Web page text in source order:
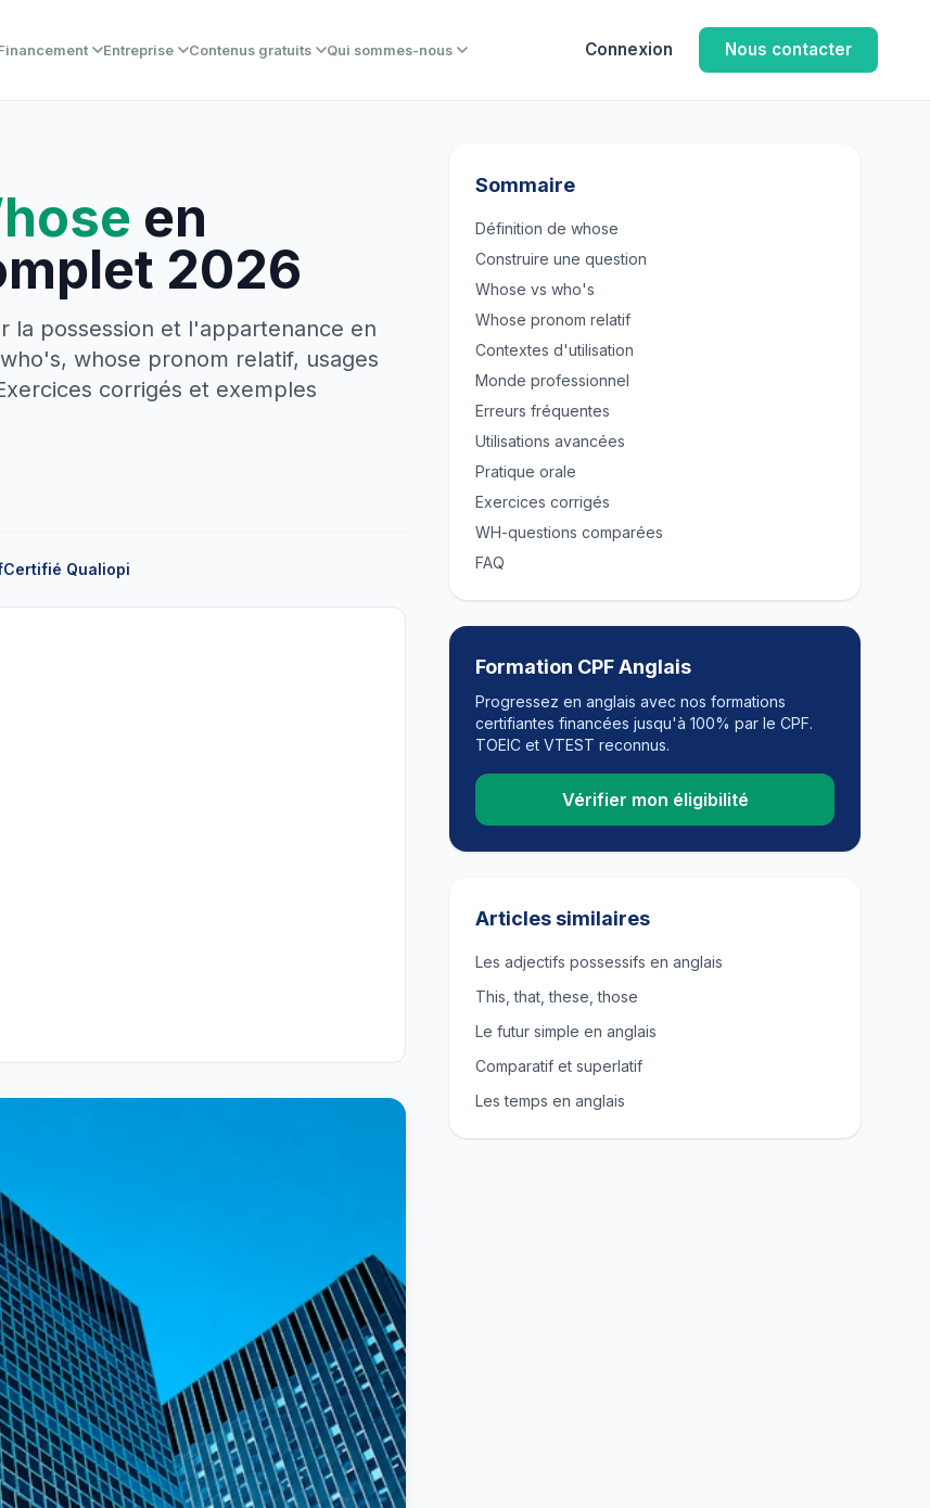
Entreprise Contenus gratuits Qui sommes-nous Connexion Nous contacter
en
2026
la possession et l'appartenance en
whose pronom relatif, usages
corrigés et exemples
Certifié Qualiopi
Sommaire
Définition de whose
Construire une question
Whose vs who's
Whose pronom relatif
Contextes d'utilisation
Monde professionnel
Erreurs fréquentes
Utilisations avancées
Pratique orale
Exercices corrigés
WH-questions comparées
FAQ
Formation CPF Anglais
Progressez en anglais avec nos formations
certifiantes financées jusqu'à 100% par le CPF.
TOEIC et VTEST reconnus.
Vérifier mon éligibilité
Articles similaires
Les adjectifs possessifs en anglais
This, that, these, those
Le futur simple en anglais
Comparatif et superlatif
Les temps en anglais